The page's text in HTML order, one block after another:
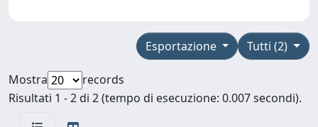
Tutti (2)
Esportazione
Mostra
records
Risultati 1 - 2 di 2 (tempo di esecuzione: 0.007 secondi).